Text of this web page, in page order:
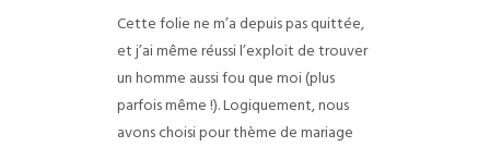
Cette folie ne m’a depuis pas quittée,
et j’ai même réussi l’exploit de trouver
un homme aussi fou que moi (plus
parfois même !). Logiquement, nous
avons choisi pour thème de mariage